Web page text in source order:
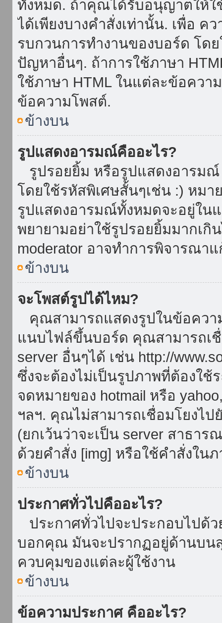
ทั้งหมด. ถ้าคุณได้รับอนุญาตให้ใ
ได้เพียงบางคำสั่งเท่านั้น. เพื่อ
รบกวนการทำงานของบอร์ด โด
ปัญหาอื่นๆ. ถ้าการใช้ภาษา
ใช้ภาษา HTML ในแต่ละข้อคว
ข้อความโพสต์.
ข้างบน
รูปแสดงอารมณ์คืออะไร?
รูปรอยยิ้ม หรือรูปแสดงอารมณ์
โดยใช้รหัสพิเศษสั้นๆเช่น :) หมา
รูปแสดงอารมณ์ทั้งหมดจะอยู่ใ
พยายามอย่าใช้รูปรอยยิ้มมากเกิ
moderator อาจทำการพิจารณา
ข้างบน
จะโพสต์รูปได้ไหม?
คุณสามารถแสดงรูปในข้อคว
แนบไฟล์ขึ้นบอร์ด คุณสามารถเชื่
server อื่นๆได้ เช่น http://
ซึ่งจะต้องไม่เป็นรูปภาพที่ต้องใ
จดหมายของ hotmail หรือ
ฯลฯ. คุณไม่สามารถเชื่อมโยงไ
(ยกเว้นว่าจะเป็น server สาธาร
ด้วยคำสั่ง [img] หรือใช้คำสั่งใ
ข้างบน
ประกาศทั่วไปคืออะไร?
ประกาศทั่วไปจะประกอบไปด้
บอกคุณ มันจะปรากฏอยู่ด้านบน
ควบคุมของแต่ละผู้ใช้งาน
ข้างบน
ข้อความประกาศ คืออะไร?